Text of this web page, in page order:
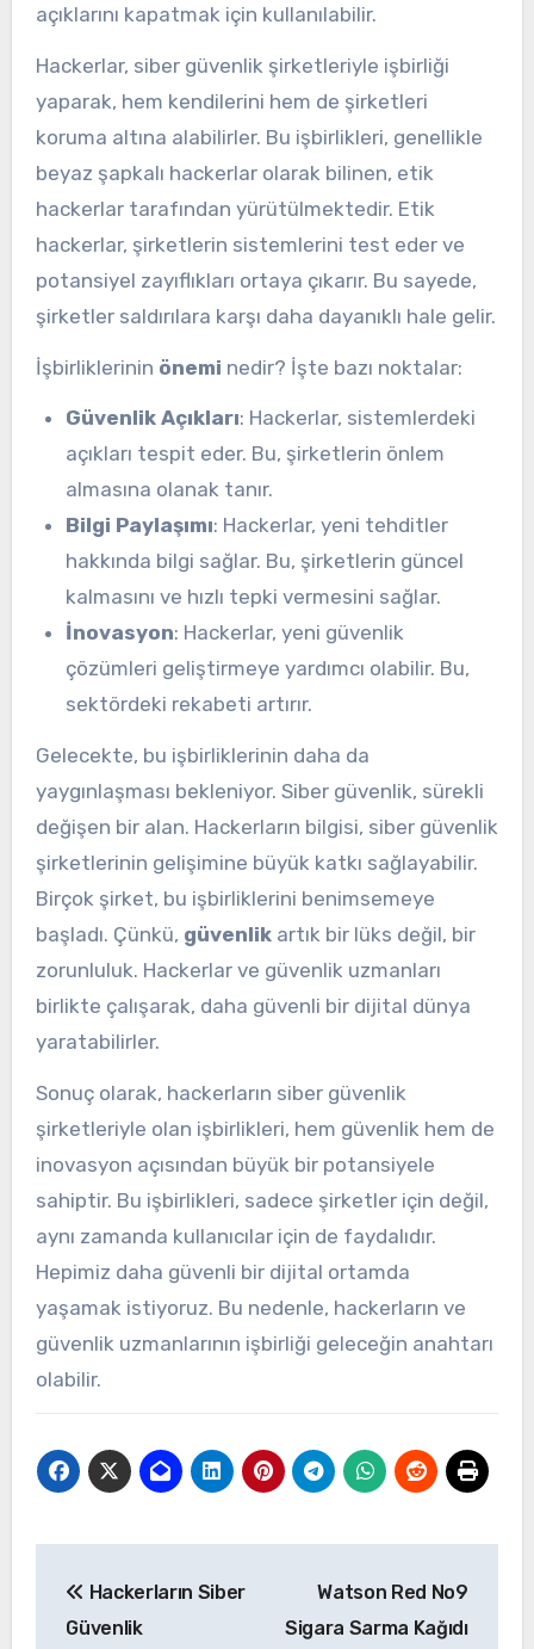
açıklarını kapatmak için kullanılabilir.
Hackerlar, siber güvenlik şirketleriyle işbirliği
yaparak, hem kendilerini hem de şirketleri
koruma altına alabilirler. Bu işbirlikleri, genellikle
beyaz şapkalı hackerlar olarak bilinen, etik
hackerlar tarafından yürütülmektedir. Etik
hackerlar, şirketlerin sistemlerini test eder ve
potansiyel zayıflıkları ortaya çıkarır. Bu sayede,
şirketler saldırılara karşı daha dayanıklı hale gelir.
İşbirliklerinin önemi nedir? İşte bazı noktalar:
Güvenlik Açıkları: Hackerlar, sistemlerdeki
açıkları tespit eder. Bu, şirketlerin önlem
almasına olanak tanır.
Bilgi Paylaşımı: Hackerlar, yeni tehditler
hakkında bilgi sağlar. Bu, şirketlerin güncel
kalmasını ve hızlı tepki vermesini sağlar.
İnovasyon: Hackerlar, yeni güvenlik
çözümleri geliştirmeye yardımcı olabilir. Bu,
sektördeki rekabeti artırır.
Gelecekte, bu işbirliklerinin daha da
yaygınlaşması bekleniyor. Siber güvenlik, sürekli
değişen bir alan. Hackerların bilgisi, siber güvenlik
şirketlerinin gelişimine büyük katkı sağlayabilir.
Birçok şirket, bu işbirliklerini benimsemeye
başladı. Çünkü, güvenlikartık bir lüks değil, bir
zorunluluk. Hackerlar ve güvenlik uzmanları
birlikte çalışarak, daha güvenli bir dijital dünya
yaratabilirler.
Sonuç olarak, hackerların siber güvenlik
şirketleriyle olan işbirlikleri, hem güvenlik hem de
inovasyon açısından büyük bir potansiyele
sahiptir. Bu işbirlikleri, sadece şirketler için değil,
aynı zamanda kullanıcılar için de faydalıdır.
Hepimiz daha güvenli bir dijital ortamda
yaşamak istiyoruz. Bu nedenle, hackerların ve
güvenlik uzmanlarının işbirliği geleceğin anahtarı
olabilir.
gezinmesi
Hackerların Siber
Güvenlik
Watson Red No9
Sigara Sarma Kağıdı